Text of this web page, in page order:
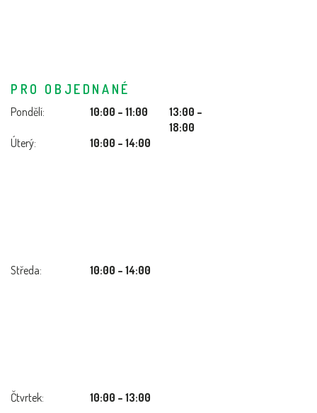
PRO OBJEDNANÉ
Pondělí: 10:00 – 11:00
13:00 –
18:00
Úterý:
10:00 – 14:00
Středa: 10:00 – 14:00
Čtvrtek: 10:00 – 13:00